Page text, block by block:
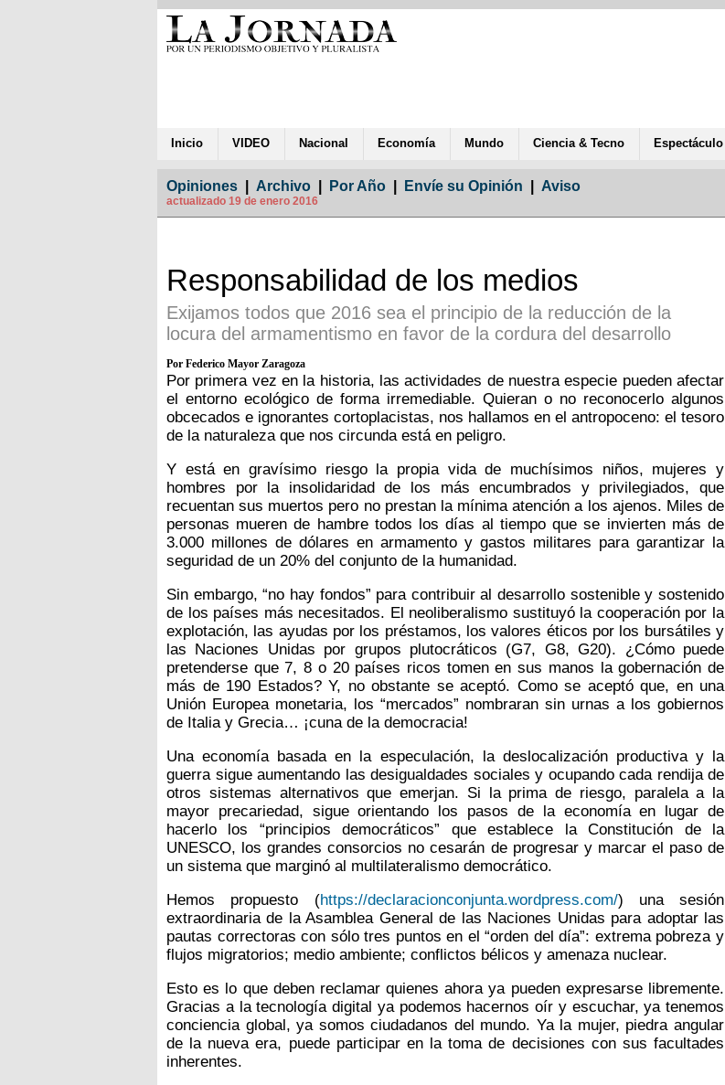
Inicio VIDEO Nacional Economía Mundo Ciencia & Tecno Espectáculo
Opiniones Archivo Por Año Envíe su Opinión Aviso
actualizado 19 de enero 2016
Responsabilidad de los medios
Exijamos todos que 2016 sea el principio de la reducción de la
locura del armamentismo en favor de la cordura del desarrollo
Por Federico Mayor Zaragoza
Por primera vez en la historia, las actividades de nuestra especie pueden afectar
el entorno ecológico de forma irremediable. Quieran o no reconocerlo algunos
obcecados e ignorantes cortoplacistas, nos hallamos en el antropoceno: el tesoro
de la naturaleza que nos circunda está en peligro.
Y está en gravísimo riesgo la propia vida de muchísimos niños, mujeres y
hombres por la insolidaridad de los más encumbrados y privilegiados, que
recuentan sus muertos pero no prestan la mínima atención a los ajenos. Miles de
personas mueren de hambre todos los días al tiempo que se invierten más de
3.000 millones de dólares en armamento y gastos militares para garantizar la
seguridad de un 20% del conjunto de la humanidad.
Sin embargo, “no hay fondos” para contribuir al desarrollo sostenible y sostenido
de los países más necesitados. El neoliberalismo sustituyó la cooperación por la
explotación, las ayudas por los préstamos, los valores éticos por los bursátiles y
las Naciones Unidas por grupos plutocráticos (G7, G8, G20). ¿Cómo puede
pretenderse que 7, 8 o 20 países ricos tomen en sus manos la gobernación de
más de 190 Estados? Y, no obstante se aceptó. Como se aceptó que, en una
Unión Europea monetaria, los “mercados” nombraran sin urnas a los gobiernos
de Italia y Grecia… ¡cuna de la democracia!
Una economía basada en la especulación, la deslocalización productiva y la
guerra sigue aumentando las desigualdades sociales y ocupando cada rendija de
otros sistemas alternativos que emerjan. Si la prima de riesgo, paralela a la
mayor precariedad, sigue orientando los pasos de la economía en lugar de
hacerlo los “principios democráticos” que establece la Constitución de la
UNESCO, los grandes consorcios no cesarán de progresar y marcar el paso de
un sistema que marginó al multilateralismo democrático.
Hemos propuesto (https://declaracionconjunta.wordpress.com/) una sesión
extraordinaria de la Asamblea General de las Naciones Unidas para adoptar las
pautas correctoras con sólo tres puntos en el “orden del día”: extrema pobreza y
flujos migratorios; medio ambiente; conflictos bélicos y amenaza nuclear.
Esto es lo que deben reclamar quienes ahora ya pueden expresarse libremente.
Gracias a la tecnología digital ya podemos hacernos oír y escuchar, ya tenemos
conciencia global, ya somos ciudadanos del mundo. Ya la mujer, piedra angular
de la nueva era, puede participar en la toma de decisiones con sus facultades
inherentes.